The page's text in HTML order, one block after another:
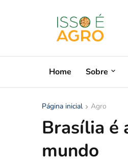
Home Sobre
Página inicial Agro
Brasília é
mundo